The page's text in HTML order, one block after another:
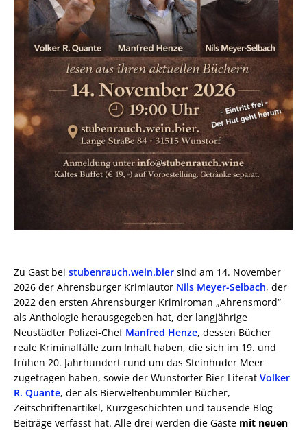
Zu Gast bei stubenrauch.wein.bier sind am 14. November
2026 der Ahrensburger Krimiautor Nils Meyer-Selbach, der
2022 den ersten Ahrensburger Krimiroman „Ahrensmord“
als Anthologie herausgegeben hat, der langjährige
Neustädter Polizei-Chef Manfred Henze, dessen Bücher
reale Kriminalfälle zum Inhalt haben, die sich im 19. und
frühen 20. Jahrhundert rund um das Steinhuder Meer
zugetragen haben, sowie der Wunstorfer Bier-Literat Volker
R. Quante, der als Bierweltenbummler Bücher,
Zeitschriftenartikel, Kurzgeschichten und tausende Blog-
Beiträge verfasst hat. Alle drei werden die Gäste mit neuen